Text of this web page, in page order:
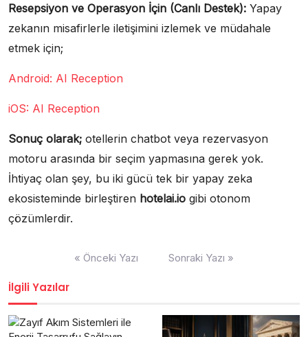
Resepsiyon ve Operasyon İçin (Canlı Destek): Yapay
zekanın misafirlerle iletişimini izlemek ve müdahale
etmek için;
Android: AI Reception
iOS: AI Reception
Sonuç olarak; otellerin chatbot veya rezervasyon
motoru arasında bir seçim yapmasına gerek yok.
İhtiyaç olan şey, bu iki gücü tek bir yapay zeka
ekosisteminde birleştiren hotelai.io gibi otonom
çözümlerdir.
« Önceki Yazı Sonraki Yazı »
İlgili Yazılar